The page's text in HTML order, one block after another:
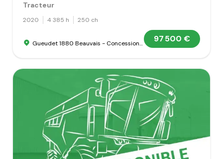
Tracteur
2020 4 385 h 250 ch
Gueudet 1880 Beauvais - Concession Claas 97 500 €